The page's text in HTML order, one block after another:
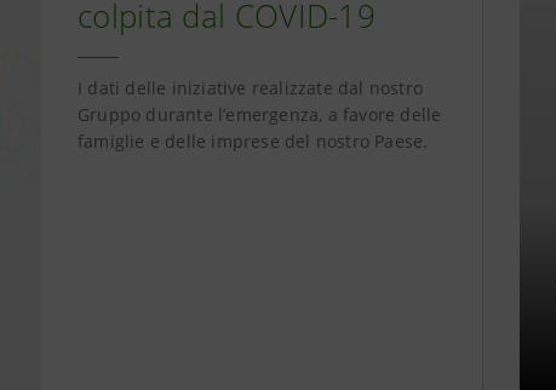
colpita dal COVID-19
I dati delle iniziative realizzate dal nostro
Gruppo durante l’emergenza, a favore delle
famiglie e delle imprese del nostro Paese.